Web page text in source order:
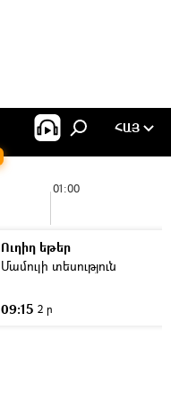
ՀԱՅ
01:00
Ուղիղ եթեր
Մամուլի տեսություն
09:15 2 ր